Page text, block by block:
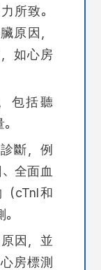
所致。
原因，
如心房
包括聽
斷，例
全面血
cTnI和
因，並
房標測